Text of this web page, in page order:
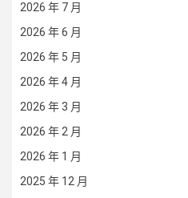
2026 年 7 月
2026 年 6 月
2026 年 5 月
2026 年 4 月
2026 年 3 月
2026 年 2 月
2026 年 1 月
2025 年 12 月